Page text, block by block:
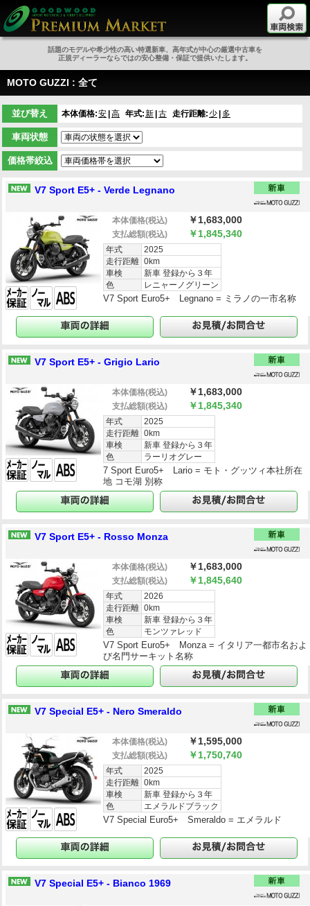
話題のモデルや希少性の高い特選新車、高年式が中心の厳選中古車を
正規ディーラーならではの安心整備・保証で提供いたします。
MOTO GUZZI : 全て
並び替え 本体価格:安 高 年式:新 古 走行距離: 少 多
車両状態
価格帯絞込
V7 Sport E5+ - Verde Legnano
本体価格(税込) ￥1,683,000
支払総額(税込) ￥1,845,340
年式
2025
走行距離 0km
車検
新車 登録から３年
色
レニャーノグリーン
V7 Sport Euro5+ Legnano = ミラノの一市名称
V7 Sport E5+ - Grigio Lario
本体価格(税込) ￥1,683,000
支払総額(税込) ￥1,845,340
年式
2025
走行距離 0km
車検
新車 登録から３年
色
ラーリオグレー
7 Sport Euro5+ Lario = モト・グッツィ本社所在
地 コモ湖 別称
V7 Sport E5+ - Rosso Monza
本体価格(税込) ￥1,683,000
支払総額(税込) ￥1,845,640
年式
2026
走行距離 0km
車検
新車 登録から３年
色
モンツァレッド
V7 Sport Euro5+ Monza = イタリア一都市名およ
び名門サーキット名称
V7 Special E5+ - Nero Smeraldo
本体価格(税込) ￥1,595,000
支払総額(税込) ￥1,750,740
年式
2025
走行距離 0km
車検
新車 登録から３年
色
エメラルドブラック
V7 Special Euro5+ Smeraldo = エメラルド
V7 Special E5+ - Bianco 1969